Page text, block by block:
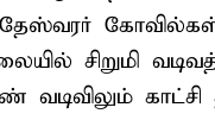
சிறுமி
வடிவிலும் காட்சி